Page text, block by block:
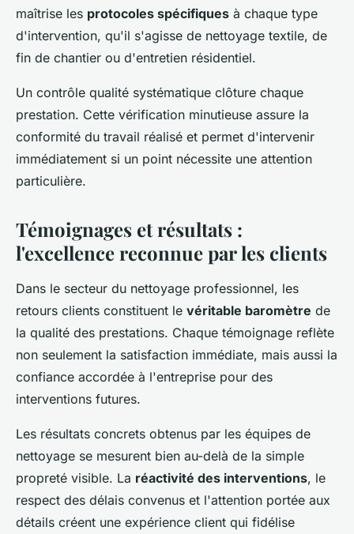
maîtrise les protocoles spécifiques à chaque type
d'intervention, qu'il s'agisse de nettoyage textile, de
fin de chantier ou d'entretien résidentiel.
Un contrôle qualité systématique clôture chaque
prestation. Cette vérification minutieuse assure la
conformité du travail réalisé et permet d'intervenir
immédiatement si un point nécessite une attention
particulière.
Témoignages et résultats :
l'excellence reconnue par les clients
Dans le secteur du nettoyage professionnel, les
retours clients constituent le véritable baromètre de
la qualité des prestations. Chaque témoignage reflète
non seulement la satisfaction immédiate, mais aussi la
confiance accordée à l'entreprise pour des
interventions futures.
Les résultats concrets obtenus par les équipes de
nettoyage se mesurent bien au-delà de la simple
propreté visible. La réactivité des interventions, le
respect des délais convenus et l'attention portée aux
détails créent une expérience client qui fidélise